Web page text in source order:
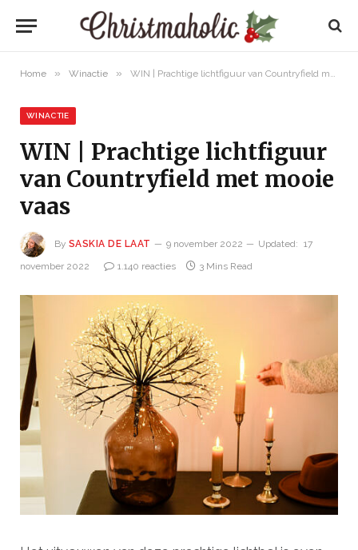
Home » Winactie » WIN | Prachtige lichtfiguur van Countryfield met mooie vaas
WINACTIE
WIN | Prachtige lichtfiguur
van Countryfield met mooie
vaas
By SASKIA DE LAAT 9 november 2022 Updated: 17
november 2022
1.140 reacties 3 Mins Read